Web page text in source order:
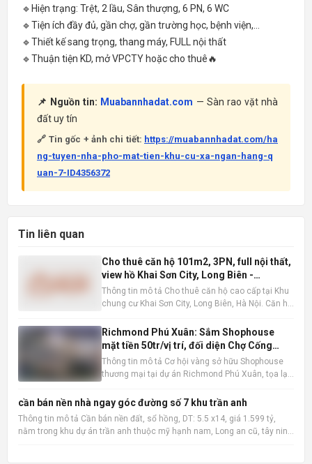
🔹Hiện trạng: Trệt, 2 lầu, Sân thượng, 6 PN, 6 WC
🔹Tiện ích đầy đủ, gần chợ, gần trường học, bệnh viện,…
🔹Thiết kế sang trọng, thang máy, FULL nội thất
🔹Thuận tiện KD, mở VPCTY hoặc cho thuê🔥
📌 Nguồn tin: Muabannhadat.com — Sàn rao vặt nhà
đất uy tín
🔗 Tin gốc + ảnh chi tiết: https://muabannhadat.com/ha
ng-tuyen-nha-pho-mat-tien-khu-cu-xa-ngan-hang-q
uan-7-ID4356372
Tin liên quan
Cho thuê căn hộ 101m2, 3PN, full nội thất,
view hồ Khai Sơn City, Long Biên -
16tr/tháng
Thông tin mô tả Cho thuê căn hộ cao cấp tại Khu
chung cư Khai Sơn City, Long Biên, Hà Nội. Căn hộ
đãng ra hồ điều hòa, mang đến không gian sống
trong lành và thư thái. Với diện tích sàn rộng rãi
101m2 ,
Richmond Phú Xuân: Sắm Shophouse
mặt tiền 50tr/vị trí, đối diện Chợ Cống
Mới, Huế
Thông tin mô tả Cơ hội vàng sở hữu Shophouse
thương mại tại dự án Richmond Phú Xuân, tọa lạc
đối diện Chợ Cống Mới, TP Huế. Với mức booking
trọn vẹn nhữn
cần bán nền nhà ngay góc đường số 7 khu trần anh
Thông tin mô tả Cần bán nền đất, sổ hồng, DT: 5.5 x14, giá 1.599 tỷ,
nằm trong khu dự án trần anh thuộc mỹ hạnh nam, Long an cũ, tây ninh